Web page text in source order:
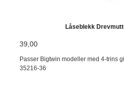
Låseblekk
39,00
Passer Bigtwin modeller med 4-trins
35216-36